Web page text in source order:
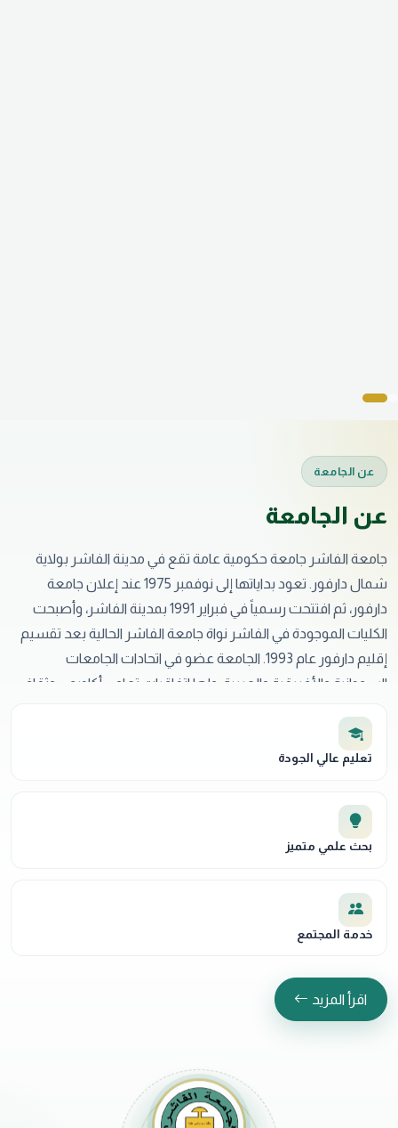
عن الجامعة
عن الجامعة
جامعة الفاشر جامعة حكومية عامة تقع في مدينة الفاشر بولاية
شمال دارفور. تعود بداياتها إلى نوفمبر 1975 عند إعلان جامعة
دارفور، ثم افتتحت رسمياً في فبراير 1991 بمدينة الفاشر، وأصبحت
الكليات الموجودة في الفاشر نواة جامعة الفاشر الحالية بعد تقسيم
إقليم دارفور عام 1993. الجامعة عضو في اتحادات الجامعات
السودانية والأفريقية والعربية، ولها اتفاقيات تعاون أكاديمي وثقافي
15 إلى 18 أسبوعاً. تستخدم العربية في العلوم الاجتماعية، والإنجليزية
في البرامج الطبية، وتستخدم اللغتان في كليات العلوم التطبيقية.
تعليم عالي الجودة
بحث علمي متميز
خدمة المجتمع
اقرأ المزيد